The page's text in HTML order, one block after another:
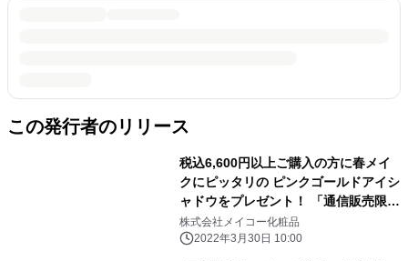
この発行者のリリース
税込6,600円以上ご購入の方に春メイ
クにピッタリの ピンクゴールドアイシ
ャドウをプレゼント！ 「通信販売限定
プレゼントキャンペーン」を4/30まで
開催
株式会社メイコー化粧品
2022年3月30日 10:00